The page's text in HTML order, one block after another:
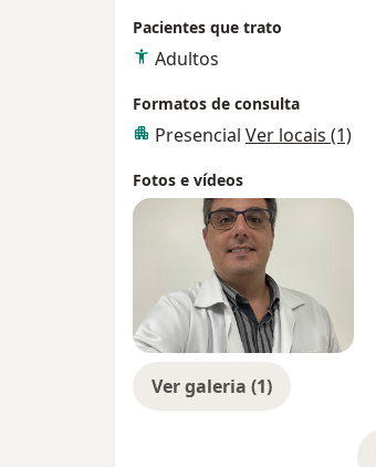
Pacientes que trato
Adultos
Formatos de consulta
Presencial Ver locais (1)
Fotos e vídeos
Ver galeria (1)